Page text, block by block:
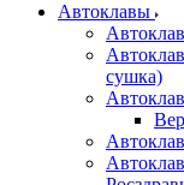
Автоклавы
сушка)